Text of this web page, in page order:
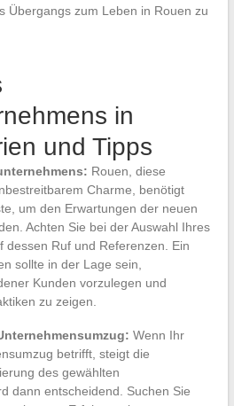
Übergangs zum Leben in Rouen zu
in
und Tipps
Rouen, diese
Charme, benötigt
um den Erwartungen der neuen
Achten Sie bei der Auswahl Ihres
dessen Ruf und Referenzen. Ein
sollte in der Lage sein,
Kunden vorzulegen und
zu zeigen.
Wenn Ihr
betrifft, steigt die
des gewählten
dann entscheidend. Suchen Sie